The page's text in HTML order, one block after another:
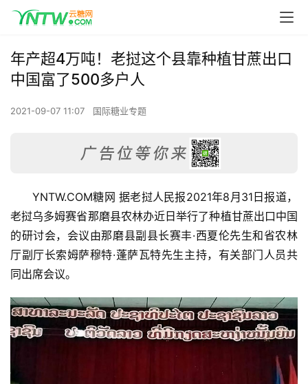
年产超4万吨！老挝这个县靠种植甘蔗出口
中国富了500多户人
2021-09-07 11:07 国际糖业专题
YNTW.COM糖网 据老挝人民报2021年8月31日报道，
老挝乌多姆赛省那磨县农林办近日举行了种植甘蔗出口中国
的研讨会，会议由那磨县副县长赛丰·西夏伦先生和省农林
厅副厅长索姆萨穆特·蓬萨瓦特先生主持，有关部门人员共
同出席会议。